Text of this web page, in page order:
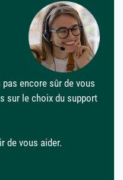
encore sûr de vous
sur le choix du support
de vous aider.